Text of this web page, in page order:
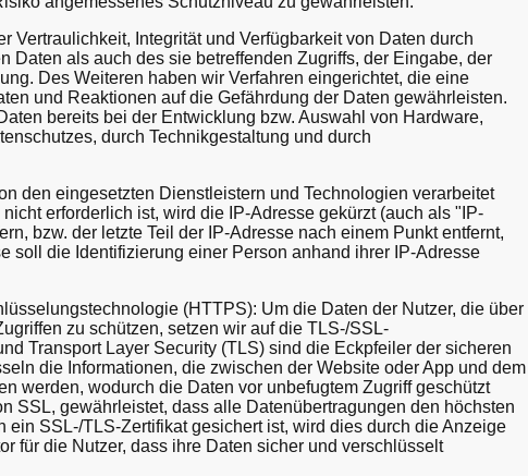
Integrität und Verfügbarkeit von Daten durch
als auch des sie betreffenden Zugriffs, der Eingabe, der
Des Weiteren haben wir Verfahren eingerichtet, die eine
und Reaktionen auf die Gefährdung der Daten gewährleisten.
bereits bei der Entwicklung bzw. Auswahl von Hardware,
durch Technikgestaltung und durch
den eingesetzten Dienstleistern und Technologien verarbeitet
erforderlich ist, wird die IP-Adresse gekürzt (auch als "IP-
bzw. der letzte Teil der IP-Adresse nach einem Punkt entfernt,
soll die Identifizierung einer Person anhand ihrer IP-Adresse
(HTTPS): Um die Daten der Nutzer, die über
zu schützen, setzen wir auf die TLS-/SSL-
Transport Layer Security (TLS) sind die Eckpfeiler der sicheren
die Informationen, die zwischen der Website oder App und dem
werden, wodurch die Daten vor unbefugtem Zugriff geschützt
SSL, gewährleistet, dass alle Datenübertragungen den höchsten
SSL-/TLS-Zertifikat gesichert ist, wird dies durch die Anzeige
für die Nutzer, dass ihre Daten sicher und verschlüsselt